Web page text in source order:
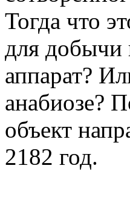
Тогда что
для добычи
аппарат?
анабиозе?
объект
2182 год.